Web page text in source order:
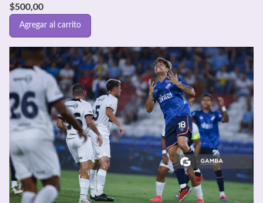
$500,00
Agregar al carrito